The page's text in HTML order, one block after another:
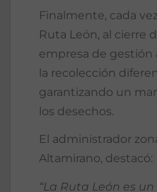
Finalmente, cada
Ruta León, al cierre
empresa de
la recolección
garantizando un
los desechos.
El administrador
Altamirano, destacó:
“La Ruta León es